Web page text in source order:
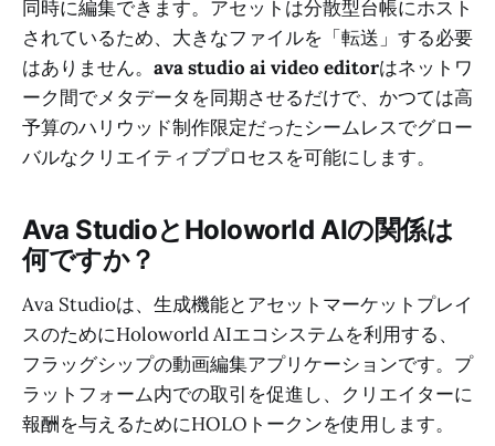
同時に編集できます。アセットは分散型台帳にホスト
されているため、大きなファイルを「転送」する必要
はありません。 ava studio ai video editorはネットワ
ーク間でメタデータを同期させるだけで、かつては高
予算のハリウッド制作限定だったシームレスでグロー
バルなクリエイティブプロセスを可能にします。
Ava StudioとHoloworld AIの関係は
何ですか？
Ava Studioは、生成機能とアセットマーケットプレイ
スのためにHoloworld AIエコシステムを利用する、
フラッグシップの動画編集アプリケーションです。プ
ラットフォーム内での取引を促進し、クリエイターに
報酬を与えるためにHOLOトークンを使用します。